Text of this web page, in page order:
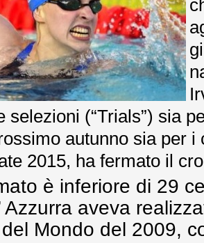
selezioni (“Trials”) sia
autunno sia per i
2015, ha fermato il
è inferiore di 29
Azzurra aveva
Mondo del 2009,